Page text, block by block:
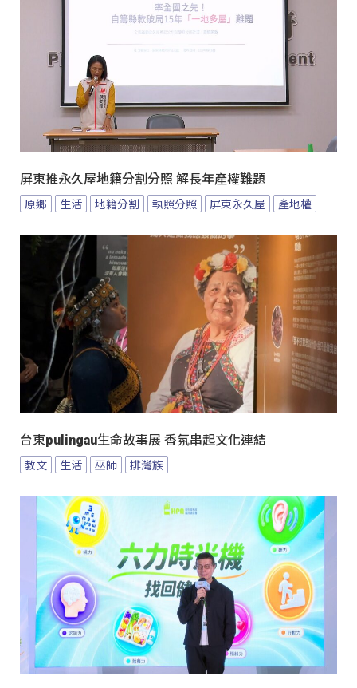
屏東推永久屋地籍分割分照 解長年產權難題
原鄉 生活 地籍分割 執照分照 屏東永久屋 產地權
台東pulingau生命故事展 香氛串起文化連結
教文 生活 巫師 排灣族